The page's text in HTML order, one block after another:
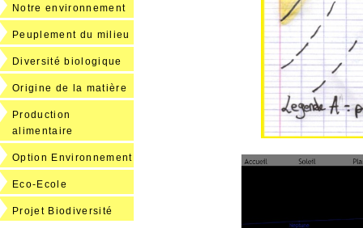
Notre environnement
Peuplement du milieu
Diversité biologique
Origine de la matière
Production
alimentaire
Option Environnement
Eco-Ecole
Projet Biodiversité